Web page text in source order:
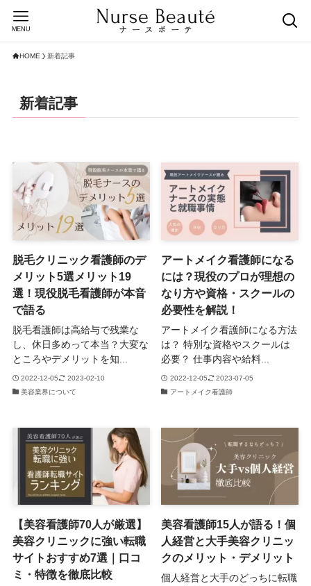
MENU
HOME 新着記事
新着記事
脱毛クリニック看護師のデ
メリット5選メリット19
選！現役脱毛看護師が本音
で語る
脱毛看護師は高給与で残業な
し、休日多めって本当？大変な
ところやデメリットを知...
2022-12-05
2023-02-10
美容業界について
アートメイク看護師になる
には？現役のプロが理想の
なり方や資格・スクールの
必要性を解説！
アートメイク看護師になる方法
は？ 特別な資格やスクールは
必要？ 仕事内容や給料...
2022-12-05
2023-07-05
アートメイク看護師
【美容看護師70人が厳選】
美容クリニックに強い転職
サイトおすすめ7選｜口コ
ミ・特徴を徹底比較
美容看護師15人が語る！個
人経営と大手美容クリニッ
クのメリット・デメリット
個人経営と大手のどっちに転職